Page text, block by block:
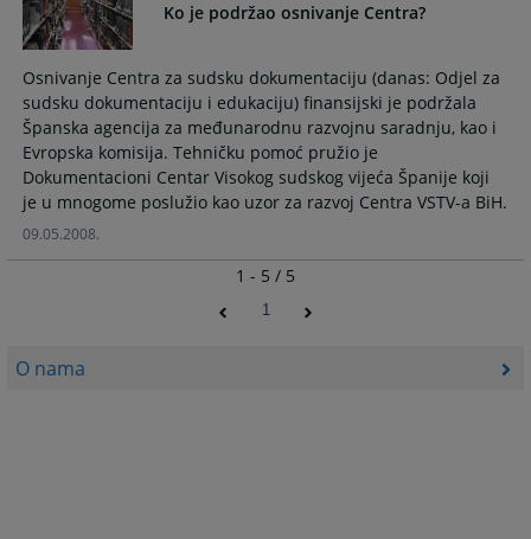
O nama
Ko je podržao osnivanje Centra?
Osnivanje Centra za sudsku dokumentaciju (danas: Odjel za
sudsku dokumentaciju i edukaciju) finansijski je podržala
Španska agencija za međunarodnu razvojnu saradnju, kao i
Evropska komisija. Tehničku pomoć pružio je
Dokumentacioni Centar Visokog sudskog vijeća Španije koji
je u mnogome poslužio kao uzor za razvoj Centra VSTV-a BiH.
09.05.2008.
1 - 5 / 5
1